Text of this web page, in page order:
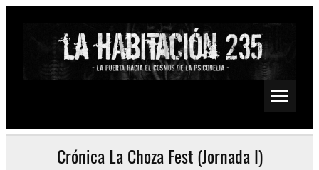
Saltar
Psychedelic, Stoner, Doom, Sludge, Fuzz, Space, Drone
Crónica La Choza Fest (Jornada I)